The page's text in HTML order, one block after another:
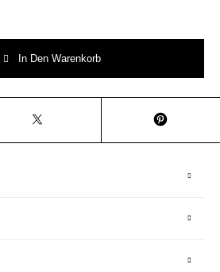
In Den Warenkorb